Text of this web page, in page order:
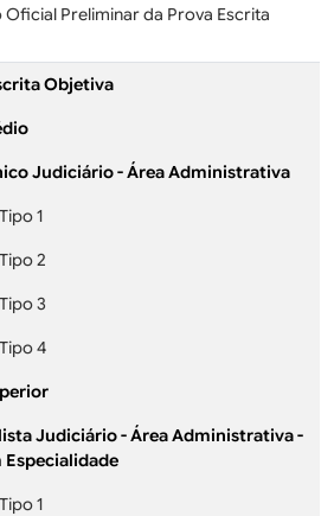
Preliminar da Prova Escrita
Objetiva
Judiciário - Área Administrativa
Tipo 1
Tipo 2
Tipo 3
Tipo 4
Judiciário - Área Administrativa -
Especialidade
Tipo 1